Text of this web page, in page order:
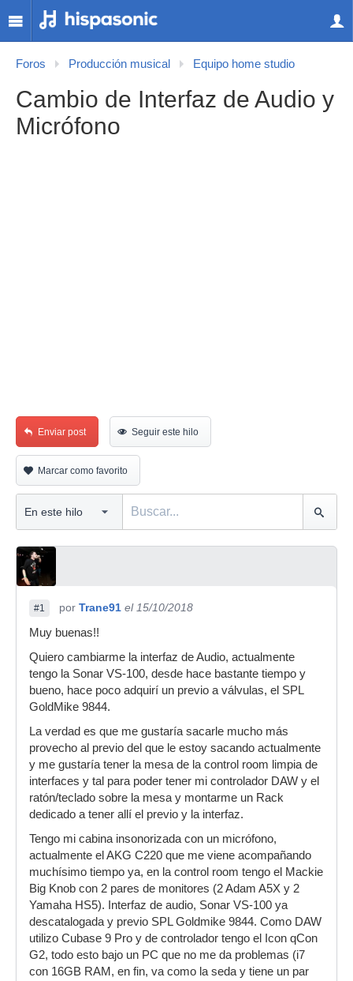
Foros Producción musical Equipo home studio
Cambio de Interfaz de Audio y
Micrófono
Enviar post Seguir este hilo
Marcar como favorito
#1 por Trane91 el 15/10/2018
Muy buenas!!
Quiero cambiarme la interfaz de Audio, actualmente
tengo la Sonar VS-100, desde hace bastante tiempo y
bueno, hace poco adquirí un previo a válvulas, el SPL
GoldMike 9844.
La verdad es que me gustaría sacarle mucho más
provecho al previo del que le estoy sacando actualmente
y me gustaría tener la mesa de la control room limpia de
interfaces y tal para poder tener mi controlador DAW y el
ratón/teclado sobre la mesa y montarme un Rack
dedicado a tener allí el previo y la interfaz.
Tengo mi cabina insonorizada con un micrófono,
actualmente el AKG C220 que me viene acompañando
muchísimo tiempo ya, en la control room tengo el Mackie
Big Knob con 2 pares de monitores (2 Adam A5X y 2
Yamaha HS5). Interfaz de audio, Sonar VS-100 ya
descatalogada y previo SPL Goldmike 9844. Como DAW
utilizo Cubase 9 Pro y de controlador tengo el Icon qCon
G2, todo esto bajo un PC que no me da problemas (i7
con 16GB RAM, en fin, va como la seda y tiene un par